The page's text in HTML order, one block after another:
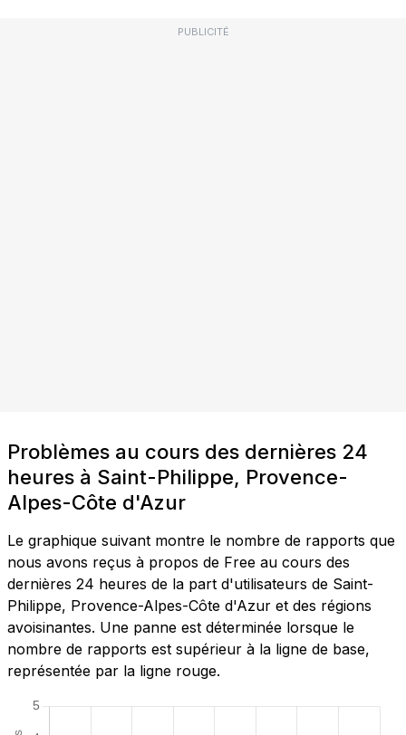
PUBLICITÉ
Problèmes au cours des dernières 24
heures à Saint-Philippe, Provence-
Alpes-Côte d'Azur
Le graphique suivant montre le nombre de rapports que
nous avons reçus à propos de Free au cours des
dernières 24 heures de la part d'utilisateurs de Saint-
Philippe, Provence-Alpes-Côte d'Azur et des régions
avoisinantes. Une panne est déterminée lorsque le
nombre de rapports est supérieur à la ligne de base,
représentée par la ligne rouge.